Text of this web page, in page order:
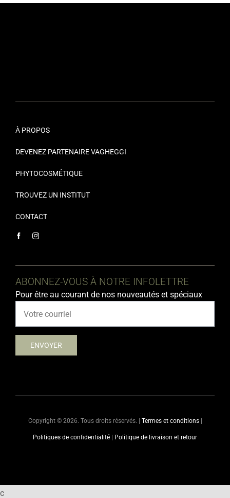
À PROPOS
DEVENEZ PARTENAIRE VAGHEGGI
PHYTOCOSMÉTIQUE
TROUVEZ UN INSTITUT
CONTACT
ABONNEZ-VOUS À NOTRE INFOLETTRE
Pour être au courant de nos nouveautés et spéciaux
Copyright © 2026. Tous droits réservés. | Termes et conditions|
Politiques de confidentialité Politique de livraison et retour
c